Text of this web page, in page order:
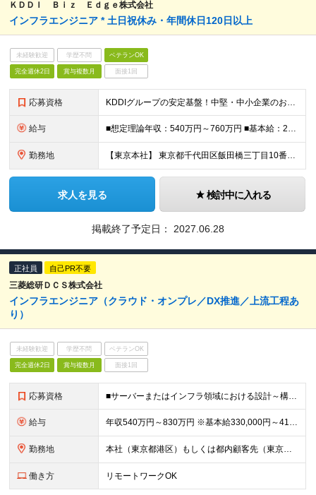
ＫＤＤＩ Ｂｉｚ Ｅｄｇｅ株式会社
インフラエンジニア * 土日祝休み・年間休日120日以上
未経験歓迎 学歴不問 ベテランOK
完全週休2日 賞与複数月 面接1回
応募資格 KDDIグループの安定基盤！中堅・中小企業のお客さまに対し、ITインフラ環境の提案から構築までワンストップで担当していただきます。 --------------- ■必須要件 社会人経験3年以上で
給与 ■想定理論年収：540万円～760万円 ■基本給：286,500円～401,500円 ※経験・能力等を考慮の上、決定いたします。 ※想定理論年収：基本給＋時間外手当＋賞与 ※時間外手当：勤務実績に応じ
勤務地 【東京本社】 東京都千代田区飯田橋三丁目10番10号 ガーデンエアタワー ※当面は東京本社での勤務を想定しておりますが、将来的に転勤の可能性があります ※入社時8営業日、東京本社で集合研修がございます
求人を見る 検討中に入れる
掲載終了予定日： 2027.06.28
正社員 自己PR不要
三菱総研ＤＣＳ株式会社
インフラエンジニア（クラウド・オンプレ／DX推進／上流工程あ
り）
未経験歓迎 学歴不問 ベテランOK
完全週休2日 賞与複数月 面接1回
応募資格 ■サーバーまたはインフラ領域における設計～構築～運用の経験（目安3年以上） ■Windows または Linux 環境での業務経験 ■高等学校卒業以上
給与 年収540万円～830万円 ※基本給330,000円～410,000円 ※試用期間中の給与・待遇は本採用と同額 ※賃金形態 月給制 ※6ヶ月の試用期間あり（試用期間中の給与・待遇は本採用と同額） ※
勤務地 本社（東京都港区）もしくは都内顧客先（東京都23区内） 【本社】 東京都港区三田三丁目5番19号 東京三田ガーデンタワー ※（変更の範囲）会社の定める場所(テレワークを行う場所を含む)
働き方 リモートワークOK